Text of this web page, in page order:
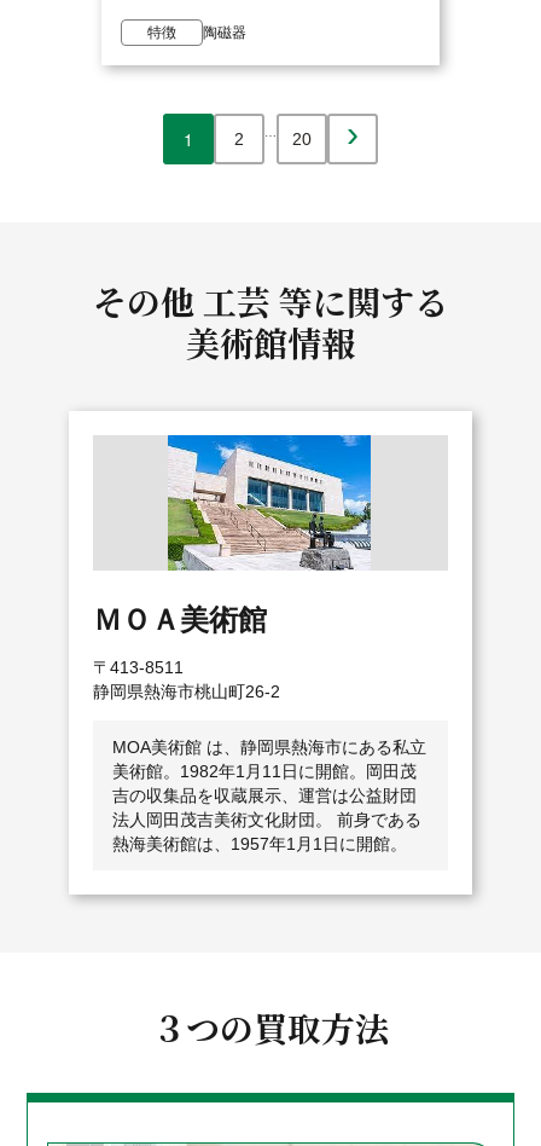
特徴 陶磁器
1 2 … 20 ›
その他 工芸 等に関する
美術館情報
ＭＯＡ美術館
〒413-8511
静岡県熱海市桃山町26-2
MOA美術館 は、静岡県熱海市にある私立
美術館。1982年1月11日に開館。岡田茂
吉の収集品を収蔵展示、運営は公益財団
法人岡田茂吉美術文化財団。 前身である
熱海美術館は、1957年1月1日に開館。
３つの買取方法